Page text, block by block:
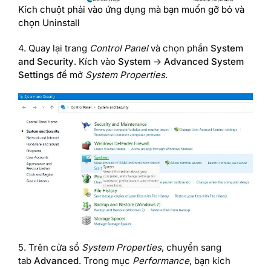
Kích chuột phải vào ứng dụng mà bạn muốn gỡ bỏ và
chọn Uninstall
4. Quay lại trang Control Panelvà chọn phần System
and Security. Kích vào System -> Advanced System
Settings để mở System Properties.
5. Trên cửa sổ System Properties, chuyển sang
tab Advanced. Trong mục Performance, bạn kích